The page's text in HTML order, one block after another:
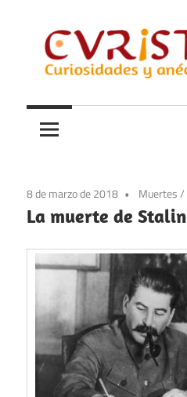
contenido
Curistoria
y
anécdotas
historia
8 de marzo de 2018 Muertes/
La muerte de Stalin